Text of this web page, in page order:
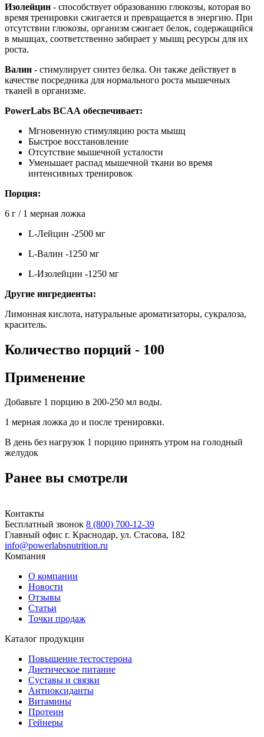
Изолейцин - способствует образованию глюкозы, которая во
время тренировки сжигается и превращается в энергию. При
отсутствии глюкозы, организм сжигает белок, содержащийся
в мышцах, соответственно забирает у мышц ресурсы для их
роста.
Валин - стимулирует синтез белка. Он также действует в
качестве посредника для нормального роста мышечных
тканей в организме.
PowerLabs BCAA обеспечивает:
Мгновенную стимуляцию роста мышц
Быстрое восстановление
Отсутствие мышечной усталости
Уменьшает распад мышечной ткани во время
интенсивных тренировок
Порция:
6 г / 1 мерная ложка
L-Лейцин -2500 мг
L-Валин -1250 мг
L-Изолейцин -1250 мг
Другие ингредиенты:
Лимонная кислота, натуральные ароматизаторы, сукралоза,
краситель.
Количество порций - 100
Применение
Добавьте 1 порцию в 200-250 мл воды.
1 мерная ложка до и после тренировки.
В день без нагрузок 1 порцию принять утром на голодный
желудок
Ранее вы смотрели
Контакты
Бесплатный звонок 8 (800) 700-12-39
Главный офис г. Краснодар, ул. Стасова, 182
info@powerlabsnutrition.ru
Компания
О компании
Новости
Отзывы
Статьи
Точки продаж
Каталог продукции
Повышение тестостерона
Диетическое питание
Суставы и связки
Антиоксиданты
Витамины
Протеин
Гейнеры